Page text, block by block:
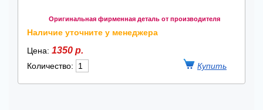
Оригинальная фирменная деталь от производителя
Наличие уточните у менеджера
Цена: 1350 р.
Количество: